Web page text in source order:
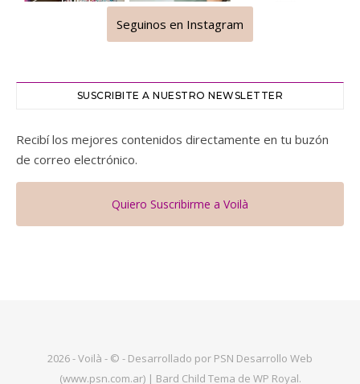
Seguinos en Instagram
SUSCRIBITE A NUESTRO NEWSLETTER
Recibí los mejores contenidos directamente en tu buzón
de correo electrónico.
Quiero Suscribirme a Voilà
2026 - Voilà - © - Desarrollado por PSN Desarrollo Web
(www.psn.com.ar) | Bard Child Tema de WP Royal.